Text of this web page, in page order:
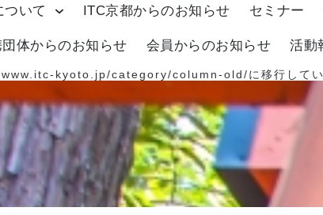
ついて ITC京都からのお知らせ セミナー
体からのお知らせ 会員からのお知らせ 活動
kyoto.jp/category/column-old/に移行して